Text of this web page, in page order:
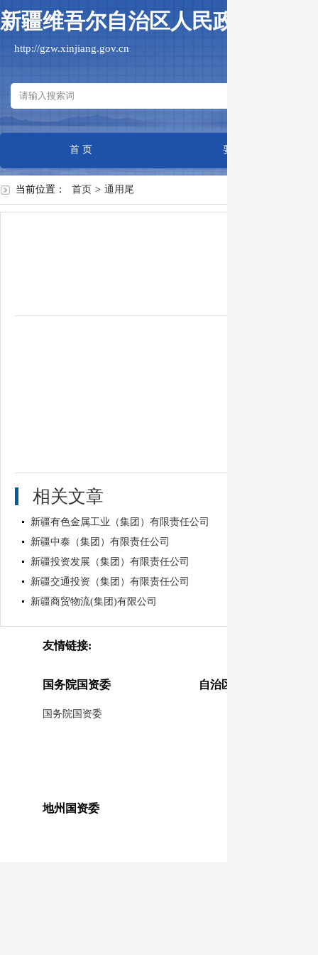
新疆维吾尔自治区人民政府国有
http://gzw.xinjiang.gov.cn
首 页 要闻动态
当前位置： 首页 > 通用尾
相关文章
新疆有色金属工业（集团）有限责任公司
新疆中泰（集团）有限责任公司
新疆投资发展（集团）有限责任公司
新疆交通投资（集团）有限责任公司
新疆商贸物流(集团)有限公司
友情链接:
国务院国资委
国务院国资委
自治区人民政府
地州国资委